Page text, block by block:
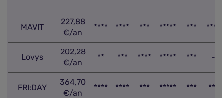
MAVIT
227,88
€/an
**** **** *** ***** *** ****
Lovys
202,28
€/an
** *** **** ***** *** -
FRI:DAY
364,70
€/an
**** **** *** ***** *** ***